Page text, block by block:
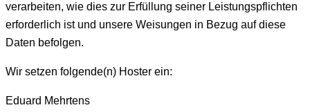
verarbeiten, wie dies zur Erfüllung seiner Leistungspflichten
erforderlich ist und unsere Weisungen in Bezug auf diese
Daten befolgen.
Wir setzen folgende(n) Hoster ein:
Eduard Mehrtens